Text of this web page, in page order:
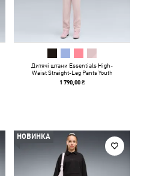
Дитячі штани Essentials High-
Waist Straight-Leg Pants Youth
1 790,00 ₴
НОВИНКА